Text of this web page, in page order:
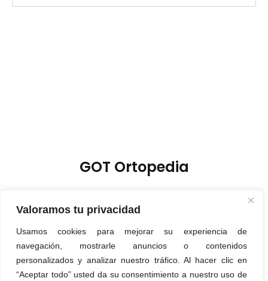
Valoramos tu privacidad
Usamos cookies para mejorar su experiencia de
navegación, mostrarle anuncios o contenidos
personalizados y analizar nuestro tráfico. Al hacer clic en
“Aceptar todo” usted da su consentimiento a nuestro uso de
GOT Ortopedia
Política de Privacidad
Política de Cookies
Aviso Legal